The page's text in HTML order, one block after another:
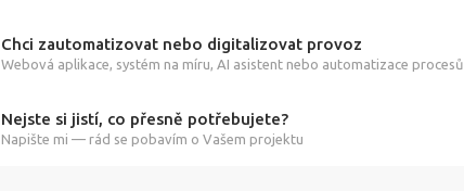
Chci zautomatizovat nebo digitalizovat provoz
Webová aplikace, systém na míru, AI asistent nebo automatizace procesů
Nejste si jistí, co přesně potřebujete?
Napište mi — rád se pobavím o Vašem projektu